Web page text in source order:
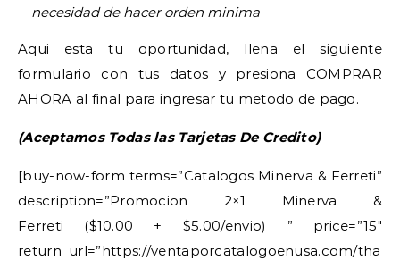
necesidad de hacer orden minima
Aqui esta tu oportunidad, llena el siguiente
formulario con tus datos y presiona COMPRAR
AHORA al final para ingresar tu metodo de pago.
(Aceptamos Todas las Tarjetas De Credito)
[buy-now-form terms=”Catalogos Minerva & Ferreti”
description=”Promocion 2×1 Minerva &
Ferreti ($10.00 + $5.00/envio) ” price=”15″
return_url=”https://ventaporcatalogoenusa.com/